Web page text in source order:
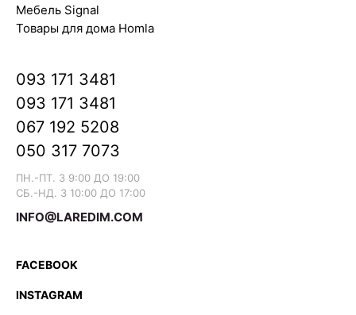
Мебель Signal
Товары для дома Homla
093 171 3481
093 171 3481
067 192 5208
050 317 7073
ПН.-ПТ. З 9:00 ДО 19:00
СБ.-НД. З 10:00 ДО 17:00
INFO@LAREDIM.COM
FACEBOOK
INSTAGRAM